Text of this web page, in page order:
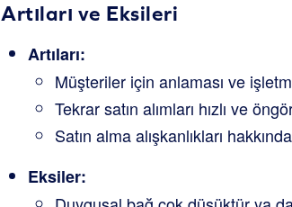
Artıları ve Eksileri
Artıları:
Müşteriler için anlaması ve
Tekrar satın alımları hızlı ve
Satın alma alışkanlıkları
Eksiler: